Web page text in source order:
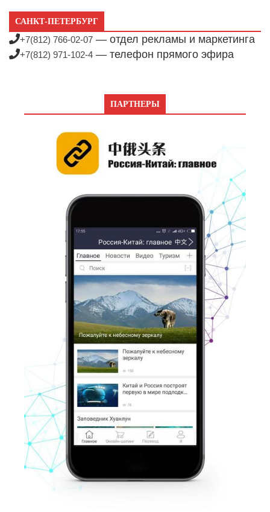
САНКТ-ПЕТЕРБУРГ
+7(812) 766-02-07 — отдел рекламы и маркетинга
+7(812) 971-102-4 — телефон прямого эфира
ПАРТНЕРЫ